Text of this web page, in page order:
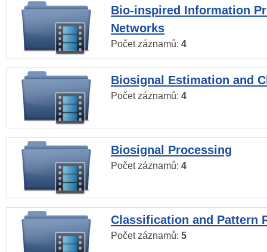
Bio-inspired Information
Networks
Počet záznamů: 4
Biosignal Estimation and
Počet záznamů: 4
Biosignal Processing
Počet záznamů: 4
Classification and Pattern
Počet záznamů: 5